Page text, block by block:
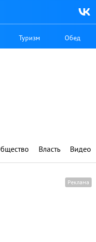
Туризм Обед
Власть Видео